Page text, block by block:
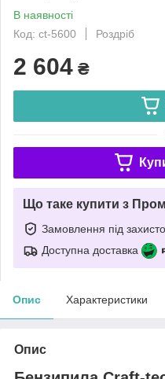
В наявності
Код: ct-5600
Роздріб
2 604 ₴
Що таке купити з
Замовлення під
Доступна доставка
Опис Характеристики
Опис